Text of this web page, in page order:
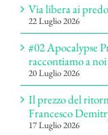
Via libera ai
22 Luglio 2026
#02 Apocalypse
raccontiamo a
20 Luglio 2026
Il prezzo del
Francesco
17 Luglio 2026